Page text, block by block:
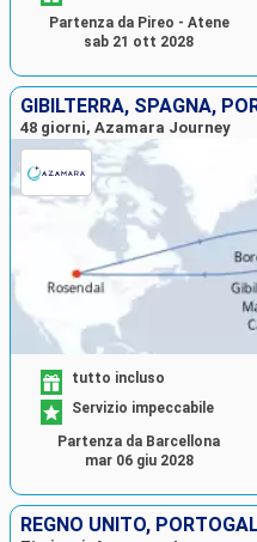
Partenza da Pireo - Atene
sab 21 ott 2028
48 giorni, Azamara Journey
tutto incluso
Servizio impeccabile
Partenza da Barcellona
mar 06 giu 2028